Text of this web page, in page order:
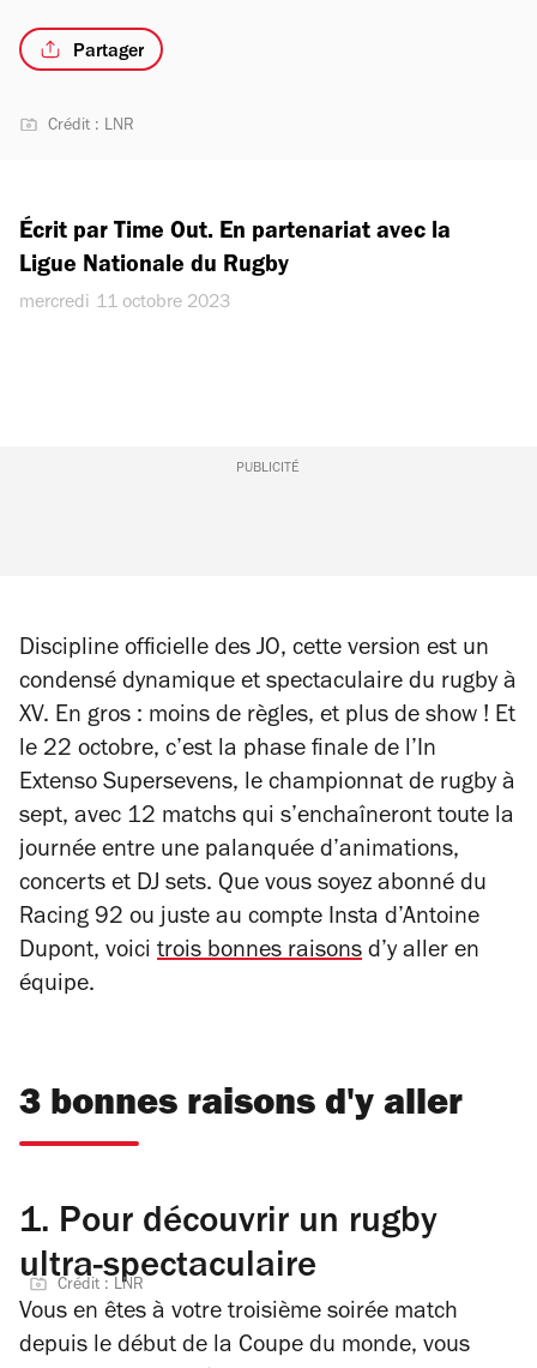
Partager
Crédit : LNR
Écrit par Time Out. En partenariat avec la
Ligue Nationale du Rugby
mercredi 11 octobre 2023
PUBLICITÉ
Discipline officielle des JO, cette version est un
condensé dynamique et spectaculaire du rugby à
XV. En gros : moins de règles, et plus de show ! Et
le 22 octobre, c’est la phase finale de l’In
Extenso Supersevens, le championnat de rugby à
sept, avec 12 matchs qui s’enchaîneront toute la
journée entre une palanquée d’animations,
concerts et DJ sets. Que vous soyez abonné du
Racing 92 ou juste au compte Insta d’Antoine
Dupont, voici trois bonnes raisons d’y aller en
équipe.
3 bonnes raisons d'y aller
1. Pour découvrir un rugby
ultra-spectaculaire
Crédit : LNR
Vous en êtes à votre troisième soirée match
depuis le début de la Coupe du monde, vous